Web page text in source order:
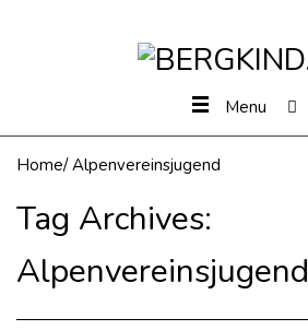
Menu
Home/ Alpenvereinsjugend
Tag Archives:
Alpenvereinsjugend